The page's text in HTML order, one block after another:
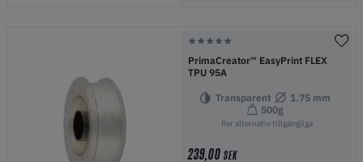
PrimaCreator™ EasyPrint FLEX
TPU 95A
Transparent
1.75 mm
500g
fler alternativ tillgängliga
239,00 SEK